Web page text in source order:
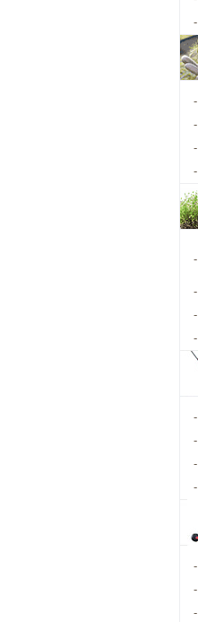
-
-
-
-
-
-
-
-
-
-
-
-
-
-
-
-